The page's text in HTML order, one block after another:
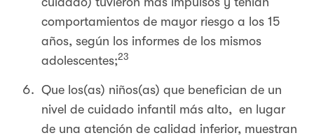
comportamientos de mayor riesgo a los 15
años, según los informes de los mismos
adolescentes;23
Que los(as) niños(as) que benefician de un
nivel de cuidado infantil más alto, en lugar
de una atención de calidad inferior, muestran